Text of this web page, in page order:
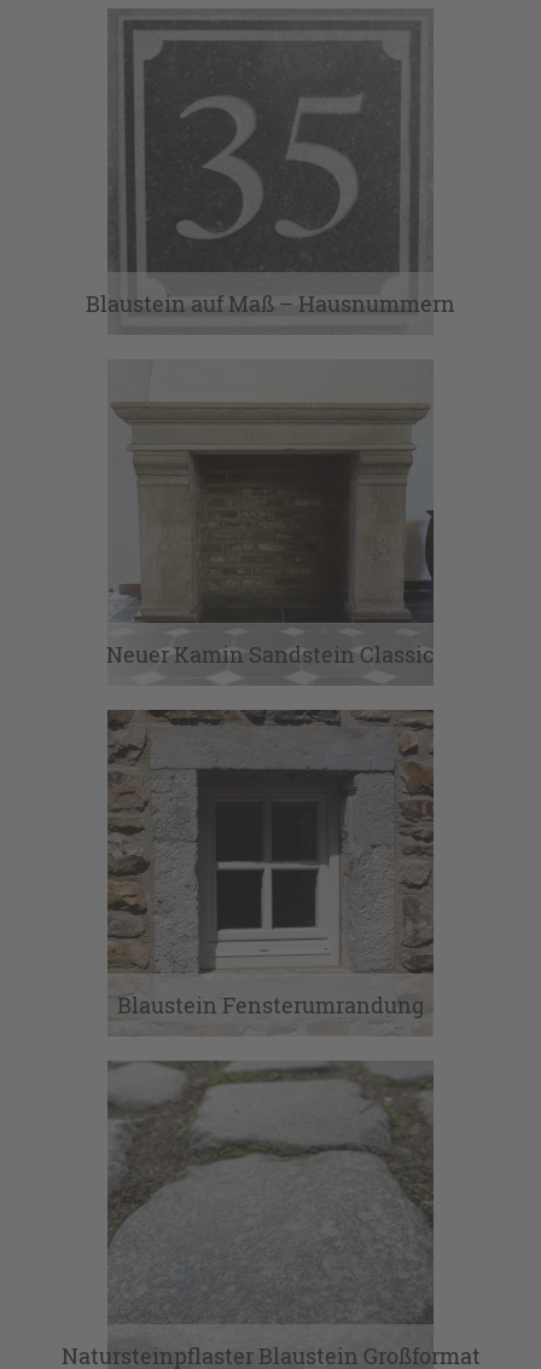
Interieur
Kamine
Kastanienzäune
Laternen
Natursteinpflaster Antik & Neu
Neues Baumaterial
Tonplatten
Travertin und Marmor
Travertin, Marmor und Co.
Wandfliesen
Blaustein auf Maß – Hausnummern
Neuer Kamin Sandstein Classic
Blaustein Fensterumrandung
Natursteinpflaster Blaustein Großformat